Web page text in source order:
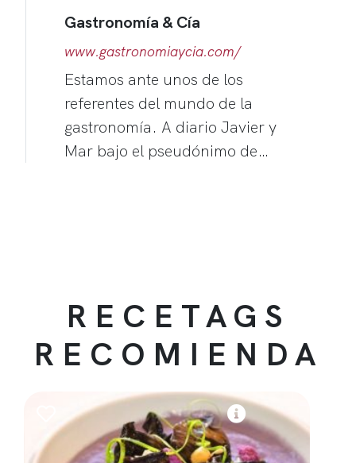
Gastronomía & Cía
www.gastronomiaycia.com/
Estamos ante unos de los
referentes del mundo de la
gastronomía. A diario Javier y
Mar bajo el pseudónimo de…
RECETAGS
RECOMIENDA